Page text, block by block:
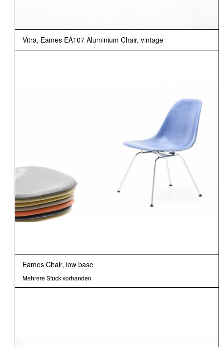
Vitra, Eames EA107 Aluminium Chair, vintage
Eames Chair, low base
Mehrere Stück vorhanden